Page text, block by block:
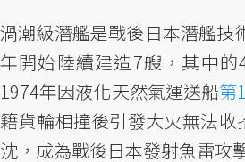
渦潮級潛艦是戰後日本潛艦技
年開始陸續建造7艘，其中
1974年因液化天然氣運送船第
籍貨輪相撞後引發大火無法
沈，成為戰後日本發射魚雷攻